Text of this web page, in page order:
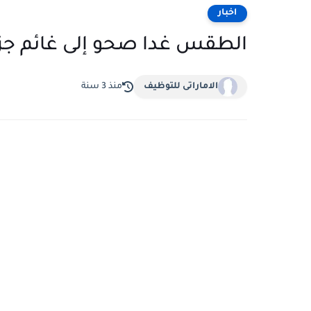
اخبار
الطقس غدا صحو إلى غائم
الاماراتى للتوظيف منذ 3 سنة